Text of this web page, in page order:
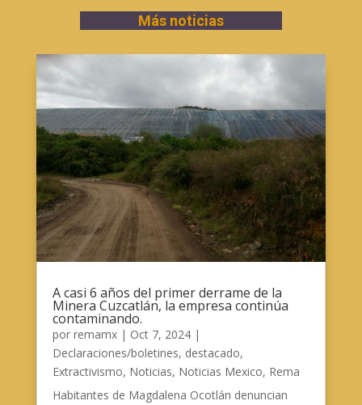
Más noticias
A casi 6 años del primer derrame de la
Minera Cuzcatlán, la empresa continúa
contaminando.
por remamx| Oct 7, 2024|
Declaraciones/boletines, destacado,
Extractivismo, Noticias, Noticias Mexico, Rema
Habitantes de Magdalena Ocotlán denuncian